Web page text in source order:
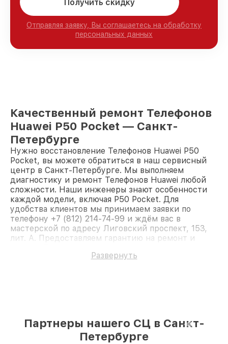
Получить скидку
Отправляя заявку, Вы соглашаетесь на обработку
персональных данных
Качественный ремонт Телефонов
Huawei P50 Pocket — Санкт-
Петербурге
Нужно восстановление Телефонов Huawei P50
Pocket, вы можете обратиться в наш сервисный
центр в Санкт-Петербурге. Мы выполняем
диагностику и ремонт Телефонов Huawei любой
сложности. Наши инженеры знают особенности
каждой модели, включая P50 Pocket. Для
удобства клиентов мы принимаем заявки по
телефону +7 (812) 214-74-99 и ждём вас в
мастерской по адресу Лиговский проспект, 153,
лит. А. Предоставляем гарантию на ремонт и
Развернуть
Партнеры нашего СЦ в Санкт-
Петербурге